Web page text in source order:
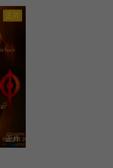
正片
正片